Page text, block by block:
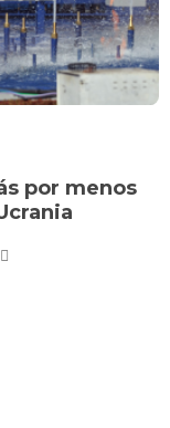
por menos